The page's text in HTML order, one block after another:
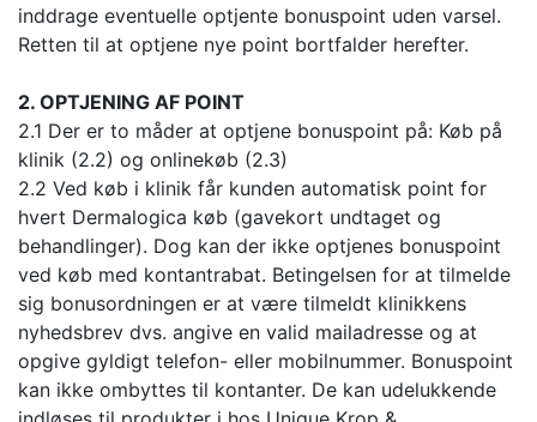
inddrage eventuelle optjente bonuspoint uden varsel.
Retten til at optjene nye point bortfalder herefter.
2. OPTJENING AF POINT
2.1 Der er to måder at optjene bonuspoint på: Køb på
klinik (2.2) og onlinekøb (2.3)
2.2 Ved køb i klinik får kunden automatisk point for
hvert Dermalogica køb (gavekort undtaget og
behandlinger). Dog kan der ikke optjenes bonuspoint
ved køb med kontantrabat. Betingelsen for at tilmelde
sig bonusordningen er at være tilmeldt klinikkens
nyhedsbrev dvs. angive en valid mailadresse og at
opgive gyldigt telefon- eller mobilnummer. Bonuspoint
kan ikke ombyttes til kontanter. De kan udelukkende